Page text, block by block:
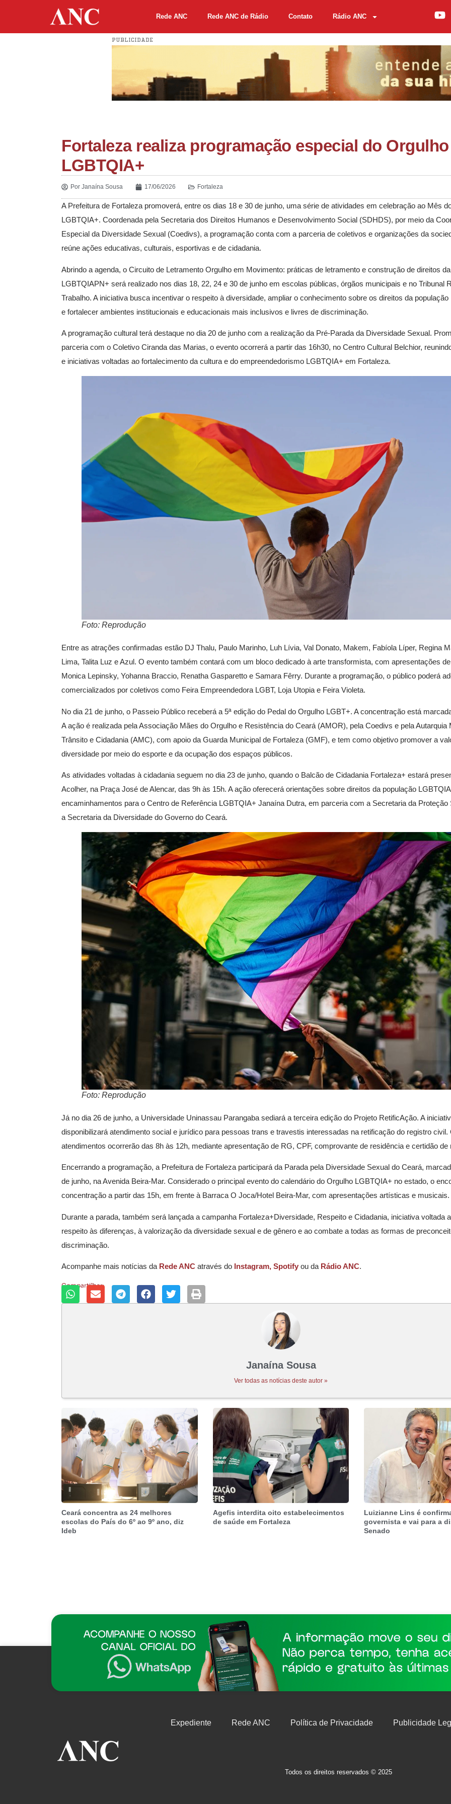
Rede ANC Rede ANC de Rádio Contato Rádio ANC
PUBLICIDADE
Fortaleza realiza programação especial do Orgulho
LGBTQIA+
Por Janaína Sousa 17/06/2026 Fortaleza
A Prefeitura de Fortaleza promoverá, entre os dias 18 e 30 de junho, uma série de atividades em celebração ao Mês
LGBTQIA+. Coordenada pela Secretaria dos Direitos Humanos e Desenvolvimento Social (SDHDS), por meio da
Especial da Diversidade Sexual (Coedivs), a programação conta com a parceria de coletivos e organizações da
reúne ações educativas, culturais, esportivas e de cidadania.
Abrindo a agenda, o Circuito de Letramento Orgulho em Movimento: práticas de letramento e construção de direitos
LGBTQIAPN+ será realizado nos dias 18, 22, 24 e 30 de junho em escolas públicas, órgãos municipais e no Tribunal
Trabalho. A iniciativa busca incentivar o respeito à diversidade, ampliar o conhecimento sobre os direitos da
e fortalecer ambientes institucionais e educacionais mais inclusivos e livres de discriminação.
A programação cultural terá destaque no dia 20 de junho com a realização da Pré-Parada da Diversidade Sexual.
parceria com o Coletivo Ciranda das Marias, o evento ocorrerá a partir das 16h30, no Centro Cultural Belchior,
e iniciativas voltadas ao fortalecimento da cultura e do empreendedorismo LGBTQIA+ em Fortaleza.
Foto: Reprodução
Entre as atrações confirmadas estão DJ Thalu, Paulo Marinho, Luh Lívia, Val Donato, Makem, Fabíola Líper, Regina
Lima, Talita Luz e Azul. O evento também contará com um bloco dedicado à arte transformista, com apresentações
Monica Lepinsky, Yohanna Braccio, Renatha Gasparetto e Samara Fêrry. Durante a programação, o público poderá
comercializados por coletivos como Feira Empreendedora LGBT, Loja Utopia e Feira Violeta.
No dia 21 de junho, o Passeio Público receberá a 5ª edição do Pedal do Orgulho LGBT+. A concentração está
A ação é realizada pela Associação Mães do Orgulho e Resistência do Ceará (AMOR), pela Coedivs e pela Autarquia
Trânsito e Cidadania (AMC), com apoio da Guarda Municipal de Fortaleza (GMF), e tem como objetivo promover a
diversidade por meio do esporte e da ocupação dos espaços públicos.
As atividades voltadas à cidadania seguem no dia 23 de junho, quando o Balcão de Cidadania Fortaleza+ estará
Acolher, na Praça José de Alencar, das 9h às 15h. A ação oferecerá orientações sobre direitos da população
encaminhamentos para o Centro de Referência LGBTQIA+ Janaína Dutra, em parceria com a Secretaria da Proteção
a Secretaria da Diversidade do Governo do Ceará.
Foto: Reprodução
Já no dia 26 de junho, a Universidade Uninassau Parangaba sediará a terceira edição do Projeto RetificAção. A
disponibilizará atendimento social e jurídico para pessoas trans e travestis interessadas na retificação do registro civil.
atendimentos ocorrerão das 8h às 12h, mediante apresentação de RG, CPF, comprovante de residência e certidão de
Encerrando a programação, a Prefeitura de Fortaleza participará da Parada pela Diversidade Sexual do Ceará,
de junho, na Avenida Beira-Mar. Considerado o principal evento do calendário do Orgulho LGBTQIA+ no estado, o
concentração a partir das 15h, em frente à Barraca O Joca/Hotel Beira-Mar, com apresentações artísticas e musicais.
Durante a parada, também será lançada a campanha Fortaleza+Diversidade, Respeito e Cidadania, iniciativa voltada
respeito às diferenças, à valorização da diversidade sexual e de gênero e ao combate a todas as formas de
discriminação.
Acompanhe mais notícias da Rede ANC através do Instagram, Spotify ou da Rádio ANC.
Compartilhar:
Janaína Sousa
Ver todas as notícias deste autor »
Ceará concentra as 24 melhores
escolas do País do 6º ao 9º ano, diz
Ideb
Agefis interdita oito estabelecimentos
de saúde em Fortaleza
Luizianne Lins é
governista e vai para a
Senado
Expediente Rede ANC Política de Privacidade Publicidade
Todos os direitos reservados © 2025